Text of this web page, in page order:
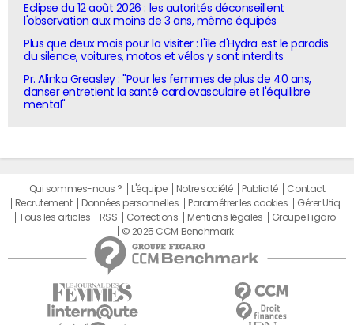
Eclipse du 12 août 2026 : les autorités déconseillent
l'observation aux moins de 3 ans, même équipés
Plus que deux mois pour la visiter : l'île d'Hydra est le paradis
du silence, voitures, motos et vélos y sont interdits
Pr. Alinka Greasley : "Pour les femmes de plus de 40 ans,
danser entretient la santé cardiovasculaire et l'équilibre
mental"
Qui sommes-nous ? L'équipe Notre société Publicité
Contact
Recrutement
Données personnelles Paramétrer les cookies
Gérer Utiq
Tous les articles
RSS Corrections Mentions légales
Groupe Figaro
© 2025 CCM Benchmark